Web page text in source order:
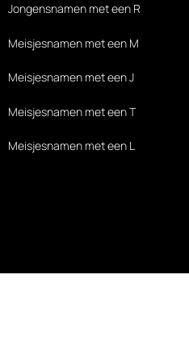
Jongensnamen met een R
Meisjesnamen met een M
Meisjesnamen met een J
Meisjesnamen met een T
Meisjesnamen met een L